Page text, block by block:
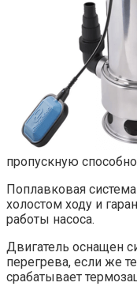
пропускную
Поплавковая
холостом ходу и
работы насоса.
Двигатель оснащен
перегрева, если же
срабатывает